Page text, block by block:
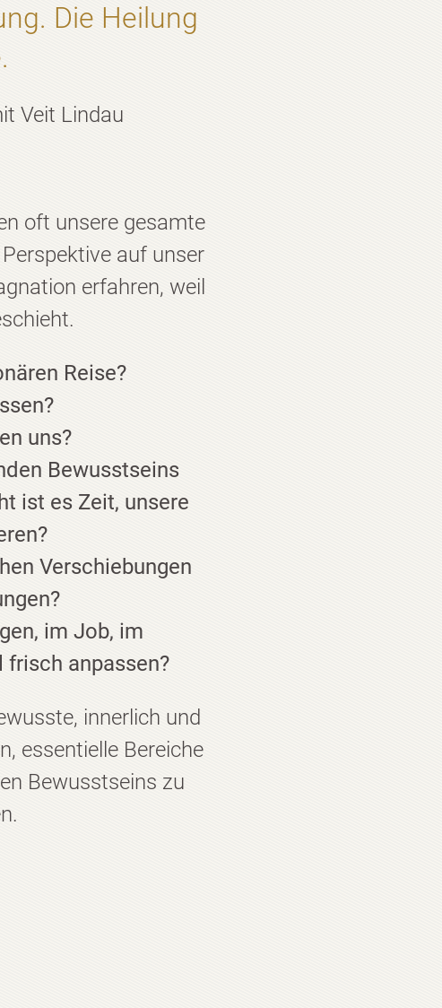
Die Heilung
Veit Lindau
oft unsere gesamte
auf unser
erfahren, weil
Reise?
uns?
Bewusstseins
ist es Zeit, unsere
Verschiebungen
im Job, im
frisch anpassen?
innerlich und
essentielle Bereiche
Bewusstseins zu